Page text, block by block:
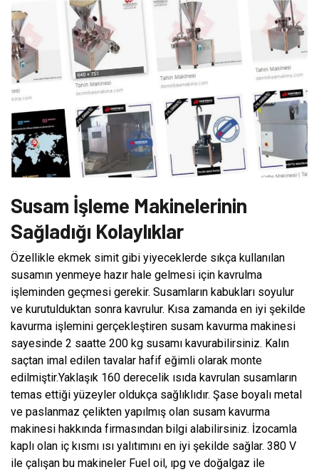
Susam İşleme Makinelerinin
Sağladığı Kolaylıklar
Özellikle ekmek simit gibi yiyeceklerde sıkça kullanılan
susamın yenmeye hazır hale gelmesi için kavrulma
işleminden geçmesi gerekir. Susamların kabukları soyulur
ve kurutulduktan sonra kavrulur. Kısa zamanda en iyi şekilde
kavurma işlemini gerçekleştiren susam kavurma makinesi
sayesinde 2 saatte 200 kg susamı kavurabilirsiniz. Kalın
saçtan imal edilen tavalar hafif eğimli olarak monte
edilmiştir.Yaklaşık 160 derecelik ısıda kavrulan susamların
temas ettiği yüzeyler oldukça sağlıklıdır. Şase boyalı metal
ve paslanmaz çelikten yapılmış olan susam kavurma
makinesi hakkında firmasından bilgi alabilirsiniz. İzocamla
kaplı olan iç kısmı ısı yalıtımını en iyi şekilde sağlar. 380 V
ile çalışan bu makineler Fuel oil, ıpg ve doğalgaz ile